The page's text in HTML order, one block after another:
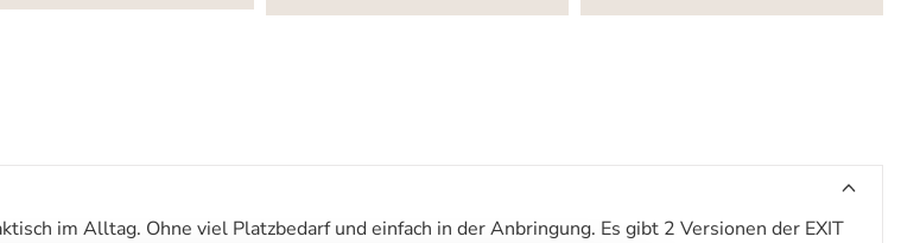
im Alltag. Ohne viel Platzbedarf und einfach in der Anbringung. Es gibt 2 Versionen der EXIT